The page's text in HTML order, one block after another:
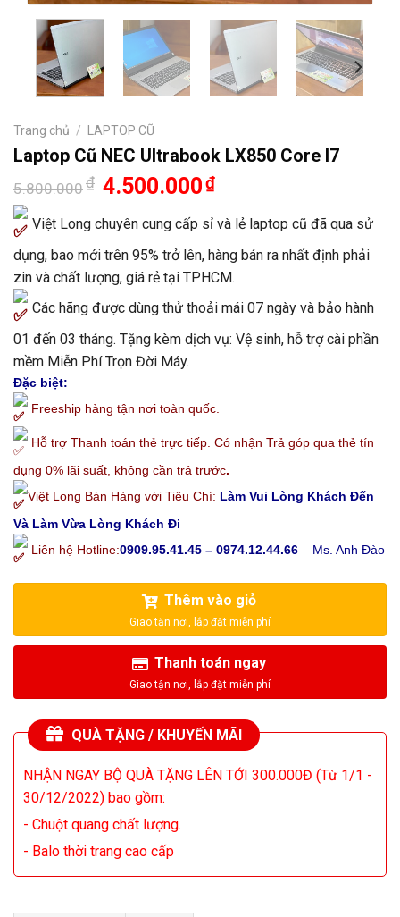
Trang chủ / LAPTOP CŨ
Laptop Cũ NEC Ultrabook LX850 Core I7
5.800.000₫ Giá
gốc
5.800.000₫.
4.500.000₫Giá
là:
Việt Long chuyên cung cấp sỉ và lẻ laptop cũ đã qua sử
dụng, bao mới trên 95% trở lên, hàng bán ra nhất định phải
zin và chất lượng, giá rẻ tại TPHCM.
Các hãng được dùng thử thoải mái 07 ngày và bảo hành
01 đến 03 tháng. Tặng kèm dịch vụ: Vệ sinh, hỗ trợ cài phần
mềm Miễn Phí Trọn Đời Máy.
Đặc biệt:
Freeship hàng tận nơi toàn quốc.
Hỗ trợ Thanh toán thẻ trực tiếp. Có nhận Trả góp qua thẻ tín
dụng 0% lãi suất, không cần trả trước.
Việt Long Bán Hàng với Tiêu Chí: Làm Vui Lòng Khách Đến
Và Làm Vừa Lòng Khách Đi
Liên hệ Hotline:0909.95.41.45 – 0974.12.44.66 – Ms. Anh Đào
Thêm vào giỏ
Thanh toán ngay
QUÀ TẶNG / KHUYẾN MÃI
NHẬN NGAY BỘ QUÀ TẶNG LÊN TỚI 300.000Đ (Từ 1/1 -
30/12/2022) bao gồm:
- Chuột quang chất lượng.
- Balo thời trang cao cấp